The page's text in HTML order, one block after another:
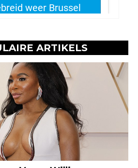
ARTIKELS